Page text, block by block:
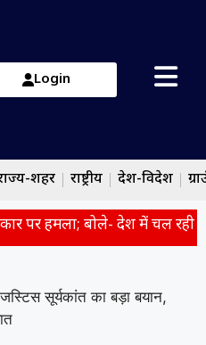
Login
शहर राष्ट्रीय देश-विदेश
पर हमला; बोले- देश में चल रही
जस्टिस सूर्यकांत का बड़ा बयान,